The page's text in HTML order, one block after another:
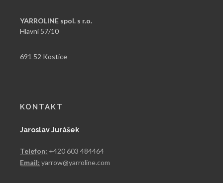
YARROLINE spol. s r.o.
Hlavní 57/10
691 52 Kostice
KONTAKT
Jaroslav Jurášek
Telefon: +420 603 484464
Email: yarrow@yarroline.com